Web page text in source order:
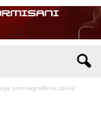
prvonagrađene zbirke